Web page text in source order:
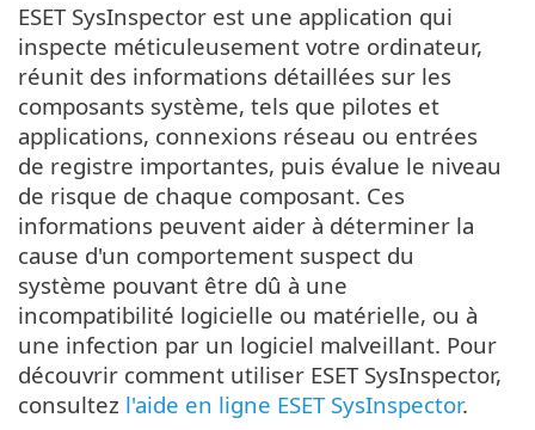
ESET SysInspector est une application qui
inspecte méticuleusement votre ordinateur,
réunit des informations détaillées sur les
composants système, tels que pilotes et
applications, connexions réseau ou entrées
de registre importantes, puis évalue le niveau
de risque de chaque composant. Ces
informations peuvent aider à déterminer la
cause d'un comportement suspect du
système pouvant être dû à une
incompatibilité logicielle ou matérielle, ou à
une infection par un logiciel malveillant. Pour
découvrir comment utiliser ESET SysInspector,
consultez l'aide en ligne ESET SysInspector.